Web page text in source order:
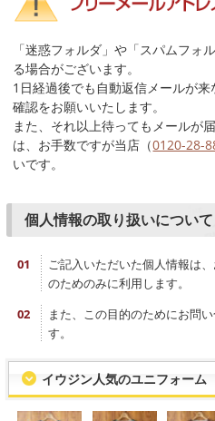
「迷惑フォルダ」や「スパムフォ
る場合がございます。
1日経過後でも自動返信メールが
確認をお願いいたします。
また、それ以上待ってもメールが
は、お手数ですが当店（0120-28-
いです。
個人情報の取り扱いについて
ご記入いただいた個人情報は
のためのみに利用します。
また、この目的のためにお問
す。
イウジン人気のユニフォーム